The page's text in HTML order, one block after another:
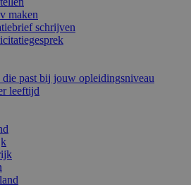
maken
schrijven
past bij jouw opleidingsniveau
leeftijd